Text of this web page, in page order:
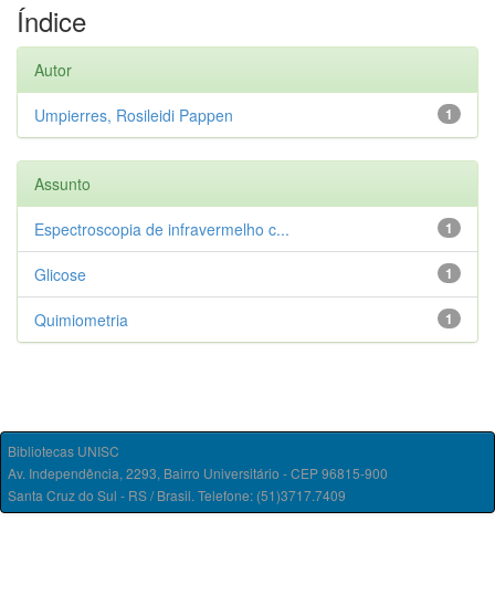
Índice
Autor
1
Umpierres, Rosileidi Pappen
Assunto
1
Espectroscopia de infravermelho c...
1
Glicose
1
Quimiometria
Bibliotecas UNISC
Av. Independência, 2293, Bairro Universitário - CEP 96815-900
Santa Cruz do Sul - RS / Brasil. Telefone: (51)3717.7409